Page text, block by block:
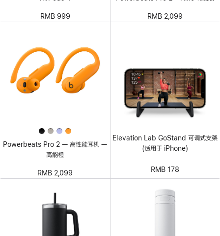
RMB 999 RMB 2,099
Powerbeats Pro 2 — 高性能耳机 —
高能橙
RMB 2,099
Elevation Lab GoStand 可调式支架
(适用于 iPhone)
RMB 178